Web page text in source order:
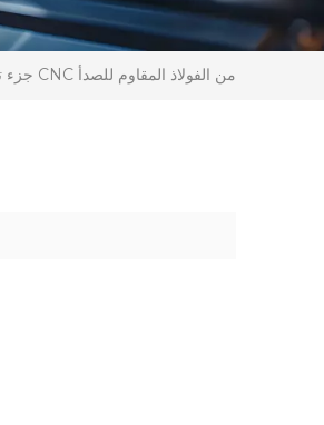
جزء تحويل CNC من الفولاذ المقاوم للصدأ